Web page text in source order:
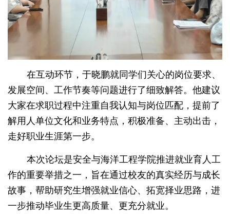
在互动环节，于晓鹏就同学们关心的岗位要求、
发展空间、工作节奏等问题进行了细致解答。他建议
大家在求职过程中注重自我认知与岗位匹配，提前了
解用人单位文化和业务特点，积极准备、主动出击，
走好职业生涯第一步。
本次论坛是安全与海洋工程学院推进就业育人工
作的重要举措之一，旨在通过校友的真实经历与成长
故事，帮助研究生增强就业信心、拓宽择业思路，进
一步推动毕业生更高质量、更充分就业。